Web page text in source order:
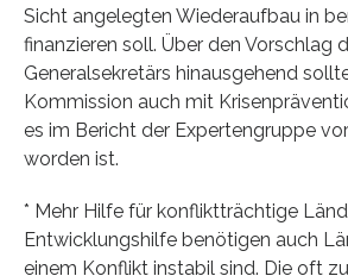
Sicht angelegten Wiederaufbau in
finanzieren soll. Über den Vorschlag
Generalsekretärs hinausgehend
Kommission auch mit
es im Bericht der Expertengruppe
worden ist.
* Mehr Hilfe für konfliktträchtige
Entwicklungshilfe benötigen auch
einem Konflikt instabil sind. Die oft